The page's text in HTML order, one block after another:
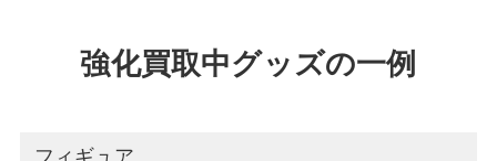
強化買取中グッズの一例